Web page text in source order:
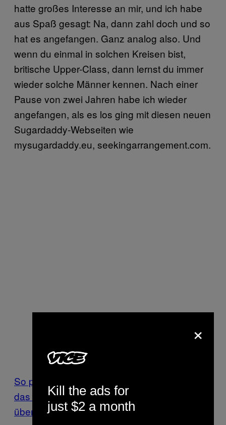
hatte großes Interesse an mir, und ich habe
aus Spaß gesagt: Na, dann zahl doch und so
hat es angefangen. Ganz analog also. Und
wenn du einmal in solchen Kreisen bist,
britische Upper-Class, dann lernst du immer
wieder solche Männer kennen. Nach einer
Pause von zwei Jahren habe ich wieder
angefangen, als es los ging mit diesen neuen
Sugardaddy-Webseiten wie
mysugardaddy.eu, seekingarrangement.com.
So pitcht die App an Kunden: Peppr.it möchte
das Lieferando-Prinzip auf die Prostitution
übertragen
×
Kill the ads for
just $2 a month